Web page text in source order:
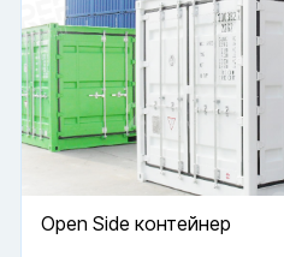
Open Side контейнер